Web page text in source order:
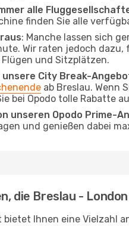
alle
finden Sie alle
: Manche lassen sich
Wir raten jedoch
und Sitzplätzen.
unsere City Break-
ab Breslau. Wenn
bei Opodo tolle Rabatte
unseren Opodo Prime-
und genießen dabei
die Breslau -
Ihnen eine Vielzahl